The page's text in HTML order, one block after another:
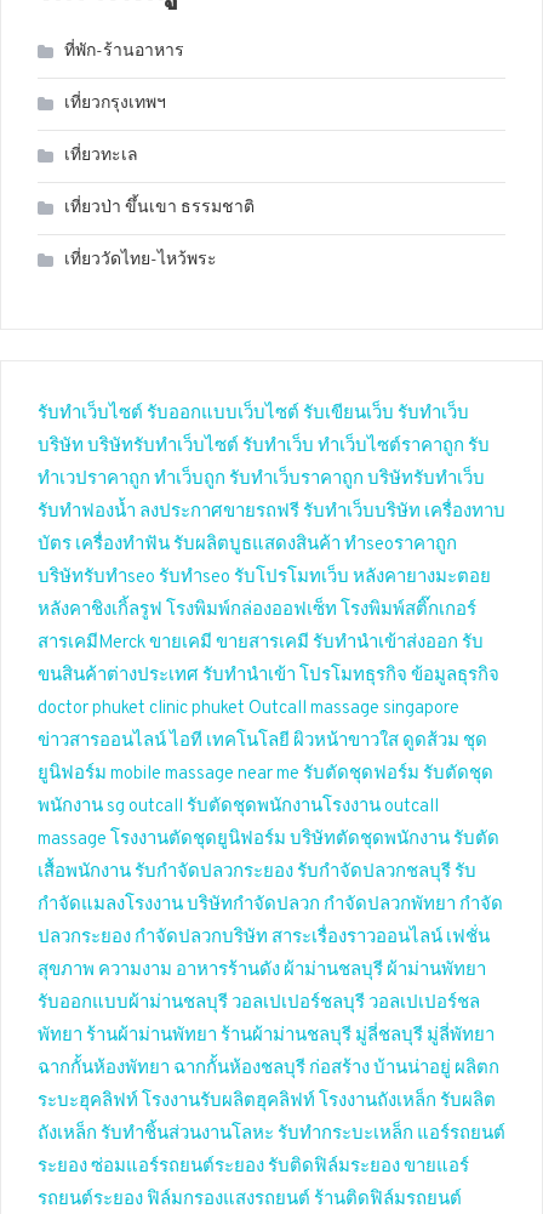
ที่พัก-ร้านอาหาร
เที่ยวกรุงเทพฯ
เที่ยวทะเล
เที่ยวป่า ขึ้นเขา ธรรมชาติ
เที่ยววัดไทย-ไหว้พระ
รับทำเว็บไซต์ รับออกแบบเว็บไซต์ รับเขียนเว็บ รับทำเว็บ
บริษัท บริษัทรับทำเว็บไซต์ รับทำเว็บ ทำเว็บไซต์ราคาถูก รับ
ทำเวปราคาถูก ทำเว็บถูก รับทำเว็บราคาถูก บริษัทรับทำเว็บ
รับทำฟองน้ำ ลงประกาศขายรถฟรี รับทำเว็บบริษัท เครื่องทาบ
บัตร เครื่องทำฟัน รับผลิตบูธแสดงสินค้า ทำseoราคาถูก
บริษัทรับทำseo รับทำseo รับโปรโมทเว็บ หลังคายางมะตอย
หลังคาชิงเกิ้ลรูฟ โรงพิมพ์กล่องออฟเซ็ท โรงพิมพ์สติ๊กเกอร์
สารเคมีMerckขายเคมี ขายสารเคมี รับทำนำเข้าส่งออก รับ
ขนสินค้าต่างประเทศ รับทำนำเข้า โปรโมทธุรกิจ ข้อมูลธุรกิจ
doctor phuket clinic phuket Outcall massage singapore
ข่าวสารออนไลน์ ไอที เทคโนโลยี ผิวหน้าขาวใส ดูดส้วม ชุด
ยูนิฟอร์ม mobile massage near me รับตัดชุดฟอร์ม รับตัดชุด
พนักงาน sg outcall รับตัดชุดพนักงานโรงงาน outcall
massage โรงงานตัดชุดยูนิฟอร์ม บริษัทตัดชุดพนักงาน รับตัด
เสื้อพนักงาน รับกำจัดปลวกระยอง รับกำจัดปลวกชลบุรี รับ
กำจัดแมลงโรงงานบริษัทกำจัดปลวก กำจัดปลวกพัทยา กำจัด
ปลวกระยอง กำจัดปลวกบริษัท สาระเรื่องราวออนไลน์ เฟชั่น
สุขภาพ ความงาม อาหารร้านดัง ผ้าม่านชลบุรี ผ้าม่านพัทยา
รับออกแบบผ้าม่านชลบุรี วอลเปเปอร์ชลบุรี วอลเปเปอร์ชล
พัทยา ร้านผ้าม่านพัทยา ร้านผ้าม่านชลบุรี มู่ลี่ชลบุรี มู่ลี่พัทยา
ฉากกั้นห้องพัทยา ฉากกั้นห้องชลบุรี ก่อสร้าง บ้านน่าอยู่ ผลิตก
ระบะฮุคลิฟท์ โรงงานรับผลิตฮุคลิฟท์ โรงงานถังเหล็ก รับผลิต
ถังเหล็ก รับทำชิ้นส่วนงานโลหะ รับทำกระบะเหล็ก แอร์รถยนต์
ระยองซ่อมแอร์รถยนต์ระยอง รับติดฟิล์มระยองขายแอร์
รถยนต์ระยอง ฟิล์มกรองแสงรถยนต์ ร้านติดฟิล์มรถยนต์